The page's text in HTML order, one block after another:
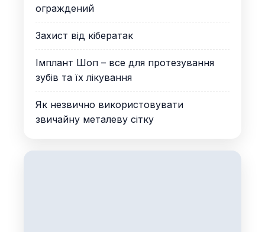
ограждений
Захист від кібератак
Імплант Шоп – все для протезування
зубів та їх лікування
Як незвично використовувати
звичайну металеву сітку